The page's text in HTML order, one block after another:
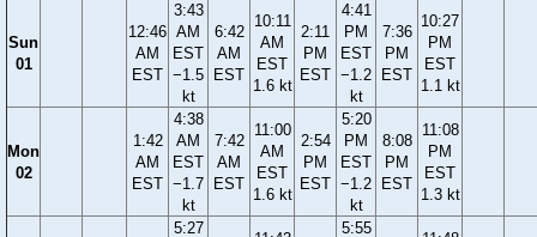
Sun
01
12:46
AM
EST
3:43
AM
EST
−1.5
kt
6:42
AM
EST
10:11
AM
EST
1.6 kt
2:11
PM
EST
4:41
PM
EST
−1.2
kt
7:36
PM
EST
10:27
PM
EST
1.1 kt
Mon
02
1:42
AM
EST
4:38
AM
EST
−1.7
kt
7:42
AM
EST
11:00
AM
EST
1.6 kt
2:54
PM
EST
5:20
PM
EST
−1.2
kt
8:08
PM
EST
11:08
PM
EST
1.3 kt
5:27
5:55